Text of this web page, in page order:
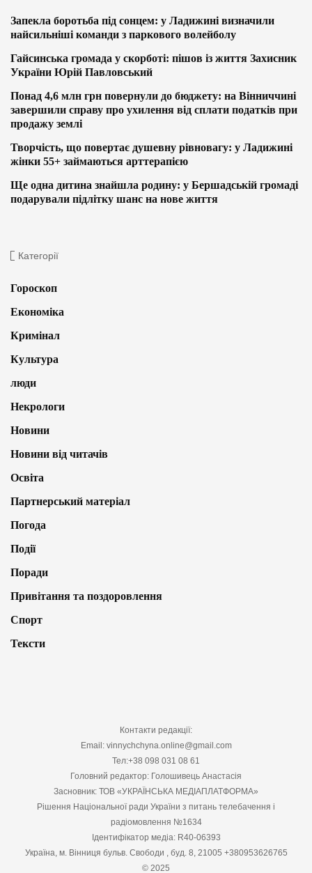
Запекла боротьба під сонцем: у Ладижині визначили
найсильніші команди з паркового волейболу
Гайсинська громада у скорботі: пішов із життя Захисник
України Юрій Павловський
Понад 4,6 млн грн повернули до бюджету: на Вінниччині
завершили справу про ухилення від сплати податків при
продажу землі
Творчість, що повертає душевну рівновагу: у Ладижині
жінки 55+ займаються арттерапією
Ще одна дитина знайшла родину: у Бершадській громаді
подарували підлітку шанс на нове життя
Категорії
Гороскоп
Економіка
Кримінал
Культура
люди
Некрологи
Новини
Новини від читачів
Освіта
Партнерський матеріал
Погода
Події
Поради
Привітання та поздоровлення
Спорт
Тексти
Контакти редакції:
Email: vinnychchyna.online@gmail.com
Тел:+38 098 031 08 61
Головний редактор: Голошивець Анастасія
Засновник: ТОВ «УКРАЇНСЬКА МЕДІАПЛАТФОРМА»
Рішення Національної ради України з питань телебачення і
радіомовлення №1634
Ідентифікатор медіа: R40-06393
Україна, м. Вінниця бульв. Свободи , буд. 8, 21005 +380953626765
© 2025